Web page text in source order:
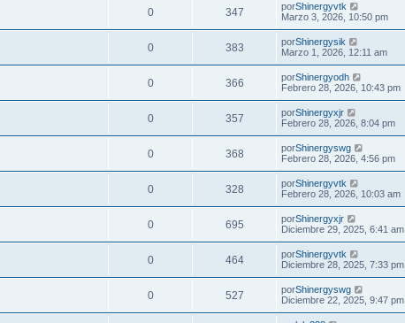
0 347 porShinergyvtk
Marzo 3, 2026, 10:50 pm
0 383 porShinergysik
Marzo 1, 2026, 12:11 am
0 366 porShinergyodh
Febrero 28, 2026, 10:43 pm
0 357 porShinergyxjr
Febrero 28, 2026, 8:04 pm
0 368 porShinergyswg
Febrero 28, 2026, 4:56 pm
0 328 porShinergyvtk
Febrero 28, 2026, 10:03 am
0 695 porShinergyxjr
Diciembre 29, 2025, 6:41 am
0 464 porShinergyvtk
Diciembre 28, 2025, 7:33 pm
0 527 porShinergyswg
Diciembre 22, 2025, 9:47 pm